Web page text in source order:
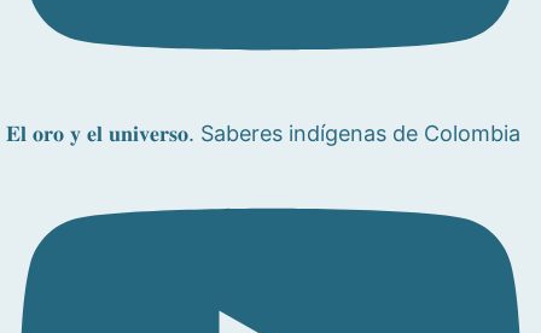
𝐄𝐥 𝐨𝐫𝐨 𝐲 𝐞𝐥 𝐮𝐧𝐢𝐯𝐞𝐫𝐬𝐨. Saberes indígenas de Colombia